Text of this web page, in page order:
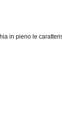
in pieno le